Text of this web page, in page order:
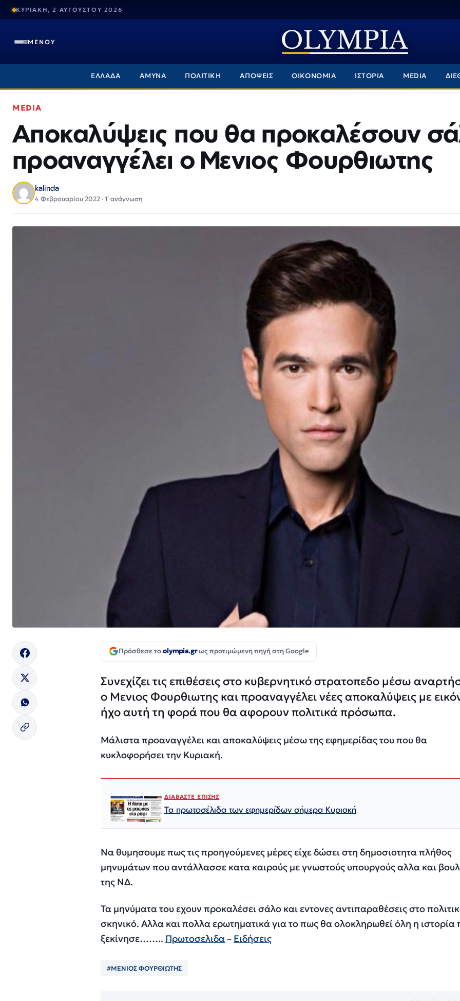
ΚΥΡΙΑΚΗ, 2 ΑΥΓΟΥΣΤΟΥ 2026
ΜΕΝΟΥ
ΕΛΛΑΔΑ ΑΜΥΝΑ ΠΟΛΙΤΙΚΗ ΑΠΟΨΕΙΣ ΟΙΚΟΝΟΜΙΑ ΙΣΤΟΡΙΑ MEDIA
MEDIA
Αποκαλύψεις που θα προκαλέσουν
προαναγγέλει ο Μενιος Φουρθιωτης
kalinda
4 Φεβρουαρίου 2022 · 1΄ ανάγνωση
Πρόσθεσε τοolympia.grως προτιμώμενη πηγή στη Google
Συνεχίζει τις επιθέσεις στο κυβερνητικό στρατοπεδο μέσω
ο Μενιος Φουρθιωτης και προαναγγέλει νέες αποκαλύψεις με
ήχο αυτή τη φορά που θα αφορουν πολιτικά πρόσωπα.
Μάλιστα προαναγγέλει και αποκαλύψεις μέσω της εφημερίδας του που θα
κυκλοφορήσει την Κυριακή.
ΔΙΑΒΑΣΤΕ ΕΠΙΣΗΣ
Τα πρωτοσέλιδα των εφημερίδων σήμερα Κυριακή
Να θυμησουμε πως τις προηγούμενες μέρες είχε δώσει στη δημοσιοτητα πλήθος
μηνυμάτων που αντάλλασσε κατα καιρούς με γνωστούς υπουργούς αλλα και
της ΝΔ.
Τα μηνύματα του εχουν προκαλέσει σάλο και εντονες αντιπαραθέσεις στο
σκηνικό. Αλλα και πολλα ερωτηματικά για το πως θα ολοκληρωθεί όλη η ιστορία
ξεκίνησε…….. Πρωτοσελιδα– Ειδήσεις
#ΜΕΝΙΟΣ ΦΟΥΡΘΙΩΤΗΣ